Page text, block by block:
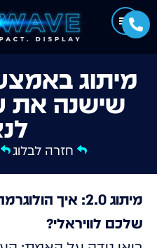
מיתוג
שישנה את
חזרה לבלוג
מיתוג 2.0: איך
שלכם לוויראלי?